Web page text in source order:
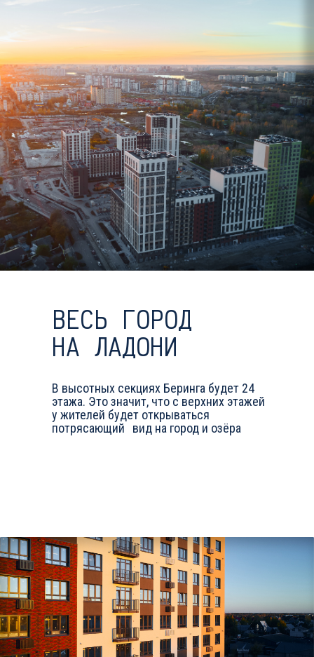
ВЕСЬ ГОРОД
НА ЛАДОНИ
В высотных секциях Беринга будет 24
этажа. Это значит, что с верхних этажей
у жителей будет открываться
потрясающий вид на город и озёра